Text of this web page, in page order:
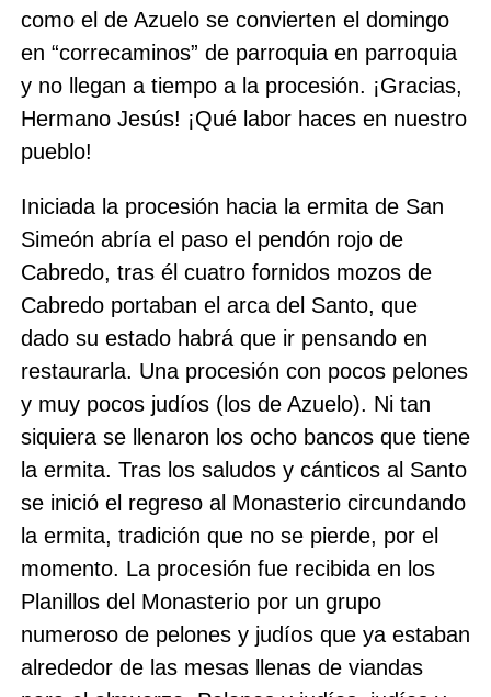
como el de Azuelo se convierten el domingo
en “correcaminos” de parroquia en parroquia
y no llegan a tiempo a la procesión. ¡Gracias,
Hermano Jesús! ¡Qué labor haces en nuestro
pueblo!
Iniciada la procesión hacia la ermita de San
Simeón abría el paso el pendón rojo de
Cabredo, tras él cuatro fornidos mozos de
Cabredo portaban el arca del Santo, que
dado su estado habrá que ir pensando en
restaurarla. Una procesión con pocos pelones
y muy pocos judíos (los de Azuelo). Ni tan
siquiera se llenaron los ocho bancos que tiene
la ermita. Tras los saludos y cánticos al Santo
se inició el regreso al Monasterio circundando
la ermita, tradición que no se pierde, por el
momento. La procesión fue recibida en los
Planillos del Monasterio por un grupo
numeroso de pelones y judíos que ya estaban
alrededor de las mesas llenas de viandas